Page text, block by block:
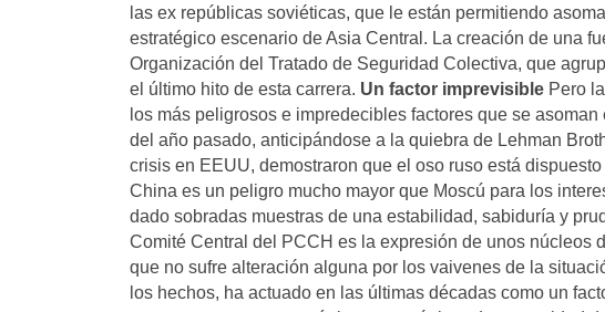
las ex repúblicas soviéticas, que le están permitiendo
estratégico escenario de Asia Central. La creación de una
Organización del Tratado de Seguridad Colectiva, que
el último hito de esta carrera. Un factor imprevisible Pero
los más peligrosos e impredecibles factores que se
del año pasado, anticipándose a la quiebra de Lehman
crisis en EEUU, demostraron que el oso ruso está
China es un peligro mucho mayor que Moscú para los
dado sobradas muestras de una estabilidad, sabiduría y
Comité Central del PCCH es la expresión de unos núcleos
que no sufre alteración alguna por los vaivenes de la
los hechos, ha actuado en las últimas décadas como un